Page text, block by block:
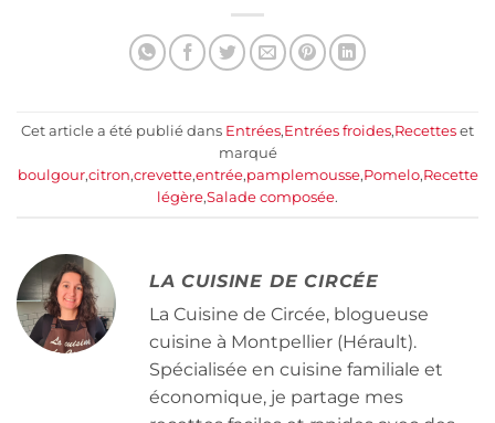
Cet article a été publié dans Entrées,Entrées froides,Recettes et
marqué
boulgour,citron,crevette,entrée,pamplemousse,Pomelo,Recette
légère,Salade composée.
LA CUISINE DE CIRCÉE
La Cuisine de Circée, blogueuse
cuisine à Montpellier (Hérault).
Spécialisée en cuisine familiale et
économique, je partage mes